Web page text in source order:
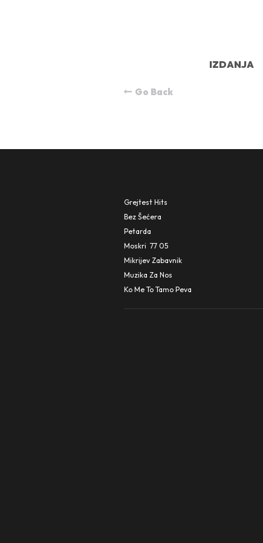
IZDANJA
Grejtest Hits
Bez Šećera
Petarda
Moskri  77 05
Mikrijev Zabavnik
Muzika Za Nos
Ko Me To Tamo Peva